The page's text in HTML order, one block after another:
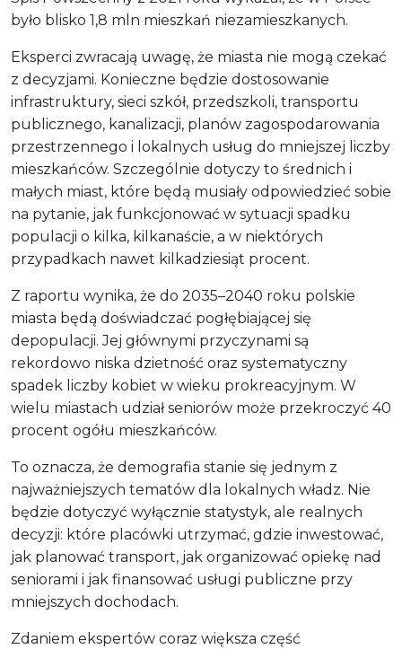
było blisko 1,8 mln mieszkań niezamieszkanych.
Eksperci zwracają uwagę, że miasta nie mogą czekać
z decyzjami. Konieczne będzie dostosowanie
infrastruktury, sieci szkół, przedszkoli, transportu
publicznego, kanalizacji, planów zagospodarowania
przestrzennego i lokalnych usług do mniejszej liczby
mieszkańców. Szczególnie dotyczy to średnich i
małych miast, które będą musiały odpowiedzieć sobie
na pytanie, jak funkcjonować w sytuacji spadku
populacji o kilka, kilkanaście, a w niektórych
przypadkach nawet kilkadziesiąt procent.
Z raportu wynika, że do 2035–2040 roku polskie
miasta będą doświadczać pogłębiającej się
depopulacji. Jej głównymi przyczynami są
rekordowo niska dzietność oraz systematyczny
spadek liczby kobiet w wieku prokreacyjnym. W
wielu miastach udział seniorów może przekroczyć 40
procent ogółu mieszkańców.
To oznacza, że demografia stanie się jednym z
najważniejszych tematów dla lokalnych władz. Nie
będzie dotyczyć wyłącznie statystyk, ale realnych
decyzji: które placówki utrzymać, gdzie inwestować,
jak planować transport, jak organizować opiekę nad
seniorami i jak finansować usługi publiczne przy
mniejszych dochodach.
Zdaniem ekspertów coraz większa część